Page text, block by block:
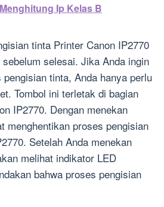
Ip Kelas B
tinta Printer Canon IP2770
selesai. Jika Anda ingin
tinta, Anda hanya perlu
Tombol ini terletak di bagian
IP2770. Dengan menekan
menghentikan proses pengisian
Setelah Anda menekan
melihat indikator LED
bahwa proses pengisian